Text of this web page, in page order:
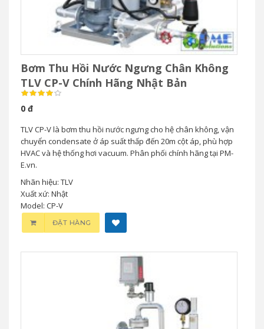
Bơm Thu Hồi Nước Ngưng Chân Không
TLV CP-V Chính Hãng Nhật Bản
0 đ
TLV CP-V là bơm thu hồi nước ngưng cho hệ chân không, vận
chuyển condensate ở áp suất thấp đến 20m cột áp, phù hợp
HVAC và hệ thống hơi vacuum. Phân phối chính hãng tại PM-
E.vn.
Nhãn hiệu: TLV
Xuất xứ: Nhật
Model: CP-V
ĐẶT HÀNG